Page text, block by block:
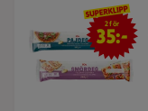
2 för 35 kr
2 för
35:-